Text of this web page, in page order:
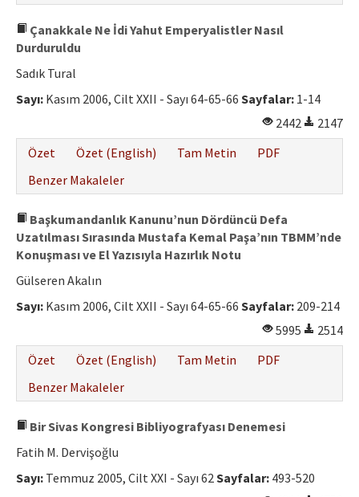
Çanakkale Ne İdi Yahut Emperyalistler Nasıl
Durduruldu
Sadık Tural
Sayı: Kasım 2006, Cilt XXII - Sayı 64-65-66 Sayfalar: 1-14
2442
2147
Özet
Özet (English) Tam Metin
PDF
Benzer Makaleler
Başkumandanlık Kanunu’nun Dördüncü Defa
Uzatılması Sırasında Mustafa Kemal Paşa’nın TBMM’nde
Konuşması ve El Yazısıyla Hazırlık Notu
Gülseren Akalın
Sayı: Kasım 2006, Cilt XXII - Sayı 64-65-66 Sayfalar: 209-214
5995
2514
Özet
Özet (English) Tam Metin
PDF
Benzer Makaleler
Bir Sivas Kongresi Bibliyografyası Denemesi
Fatih M. Dervişoğlu
Sayı: Temmuz 2005, Cilt XXI - Sayı 62Sayfalar: 493-520